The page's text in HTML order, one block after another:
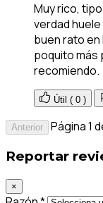
Muy rico,
verdad huele
buen rato en
poquito más
recomiendo.
Útil ( 0 )
Anterior Página 1
Reportar
×